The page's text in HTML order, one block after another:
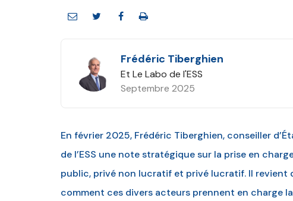
Frédéric Tiberghien
Et Le Labo de l'ESS
Septembre 2025
En février 2025, Frédéric Tiberghien, conseiller
de l’ESS une note stratégique sur la prise en
public, privé non lucratif et privé lucratif. Il
comment ces divers acteurs prennent en charge